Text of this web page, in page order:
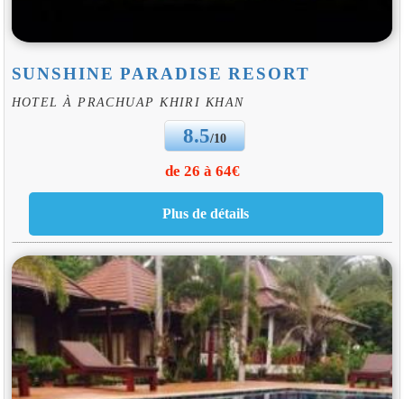
SUNSHINE PARADISE RESORT
HOTEL À PRACHUAP KHIRI KHAN
8.5/10
de 26 à 64€